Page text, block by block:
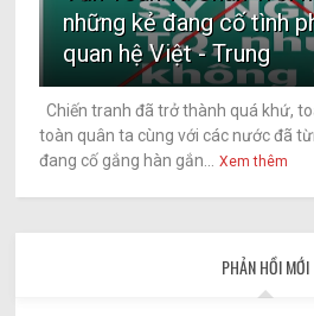
những kẻ đang cố tình
quan hệ Việt - Trung
Chiến tranh đã trở thành quá khứ,
toàn quân ta cùng với các nước đã
đang cố gắng hàn gắn...
Xem thêm
PHẢN HỒI MỚI